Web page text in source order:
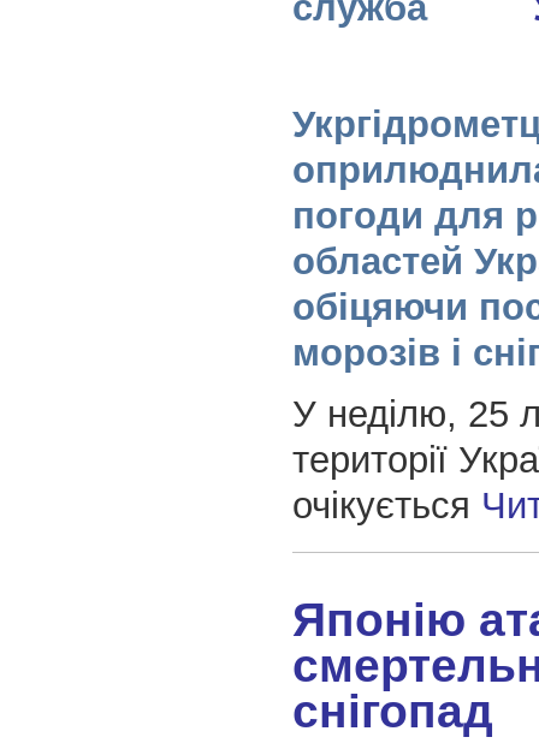
погоди для
областей
обіцяючи
морозів і
У неділю, 25
території
очікується
Японію
снігопад